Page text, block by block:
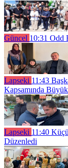
Güncel 10:31 Odd
Lapseki 11:43
Kapsamında
Lapseki 11:40
Düzenledi